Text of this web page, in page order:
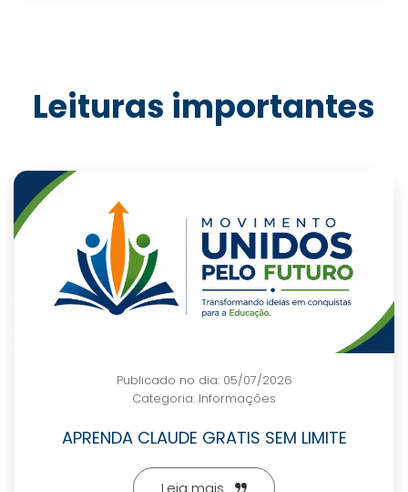
Leituras importantes
Publicado no dia: 05/07/2026
Categoria:Informações
FORMATURA ESTUDANTIL SOCIAL